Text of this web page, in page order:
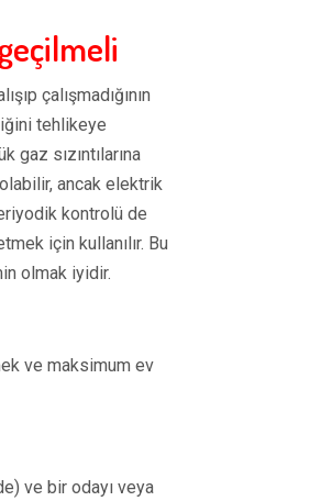
çalışmadığının
tehlikeye
sızıntılarına
ancak elektrik
kontrolü de
için kullanılır. Bu
olmak iyidir.
ve maksimum ev
ve bir odayı veya